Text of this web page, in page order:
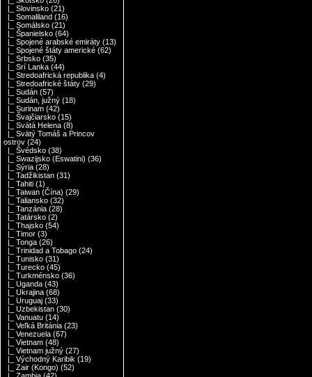
|_ Slovinsko (21)
|_ Somaliland (16)
|_ Somálsko (21)
|_ Španielsko (64)
|_ Spojené arabské emiráty (13)
|_ Spojené štáty americké (62)
|_ Srbsko (35)
|_ Srí Lanka (44)
|_ Stredoafrická republika (4)
|_ Stredoafrické štáty (29)
|_ Sudán (57)
|_ Sudán, južný (18)
|_ Surinam (42)
|_ Švajčiarsko (15)
|_ Svätá Helena (8)
|_ Svätý Tomáš a Princov
ostrov (24)
|_ Švédsko (38)
|_ Swazijsko (Eswatini) (36)
|_ Sýria (28)
|_ Tadžikistan (31)
|_ Tahiti (1)
|_ Taiwan (Čína) (29)
|_ Taliansko (32)
|_ Tanzánia (28)
|_ Tatársko (2)
|_ Thajsko (54)
|_ Timor (3)
|_ Tonga (26)
|_ Trinidad a Tobago (24)
|_ Tunisko (31)
|_ Turecko (45)
|_ Turkménsko (36)
|_ Uganda (43)
|_ Ukrajina (68)
|_ Uruguaj (33)
|_ Uzbekistan (30)
|_ Vanuatu (14)
|_ Veľká Británia (23)
|_ Venezuela (67)
|_ Vietnam (48)
|_ Vietnam južný (27)
|_ Východný Karibik (19)
|_ Zair (Kongo) (52)